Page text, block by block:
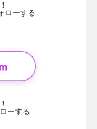
ローする
ーする